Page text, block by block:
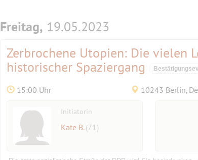
Freitag, 19.05.2023
Zerbrochene Utopien: Die vielen
historischer Spaziergang
15:00 Uhr 10243 Berlin,
Initiatorin
Kate B. (71)